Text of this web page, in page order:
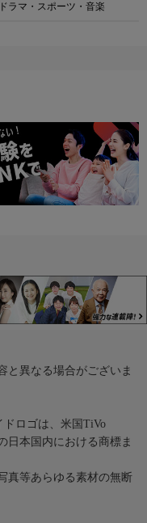
ラマ・スポーツ・音楽
と異なる場合がございま
ドロゴは、米国TiVo
日本国内における商標ま
真等あらゆる素材の無断